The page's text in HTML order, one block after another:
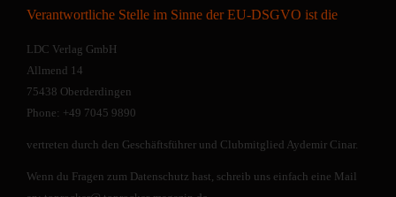
Verantwortliche Stelle im Sinne der EU-DSGVO ist die
LDC Verlag GmbH
Allmend 14
75438 Oberderdingen
Phone: +49 7045 9890
vertreten durch den Geschäftsführer und Clubmitglied Aydemir Cinar.
Wenn du Fragen zum Datenschutz hast, schreib uns einfach eine Mail